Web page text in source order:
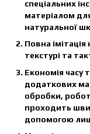
спеціальних
матеріалом
натуральної
Повна
текстурі та
Економія часу
додаткових
обробки,
проходить
допомогою